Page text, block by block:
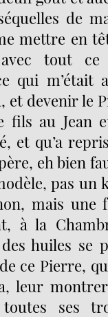
de
mettre en
tout ce
qui m’était
et devenir le
fils au Jean
et qu’a
eh bien
pas un
mais une
à la
huiles se
ce Pierre,
leur
ses